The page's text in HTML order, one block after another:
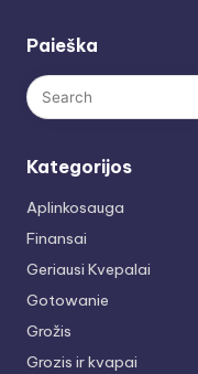
Paieška
Kategorijos
Aplinkosauga
Finansai
Geriausi Kvepalai
Gotowanie
Grožis
Grozis ir kvapai